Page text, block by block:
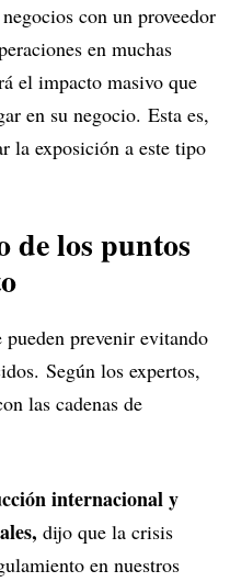
con un proveedor
en muchas
el impacto masivo que
en su negocio. Esta es,
la exposición a este tipo
de los puntos
prevenir evitando
Según los expertos,
las cadenas de
internacional y
dijo que la crisis
en nuestros